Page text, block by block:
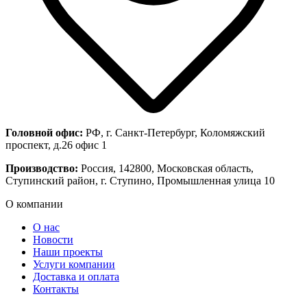
Головной офис: РФ, г. Санкт-Петербург, Коломяжский
проспект, д.26 офис 1
Производство: Россия, 142800, Московская область,
Ступинский район, г. Ступино, Промышленная улица 10
О компании
О нас
Новости
Наши проекты
Услуги компании
Доставка и оплата
Контакты